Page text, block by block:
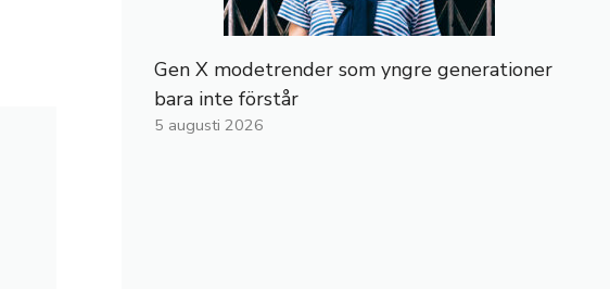
Gen X modetrender som yngre generationer
bara inte förstår
5 augusti 2026